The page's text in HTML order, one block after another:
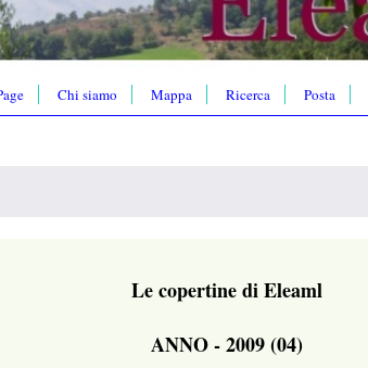
Chi siamo Mappa Ricerca Posta
Le copertine di Eleaml
ANNO - 2009 (04)